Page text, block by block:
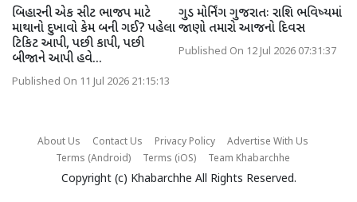
બિહારની એક સીટ ભાજપ માટે
માથાનો દુખાવો કેમ બની ગઈ? પહેલા
ટિકિટ આપી, પછી કાપી, પછી
બીજાને આપી હવે...
Published On 11 Jul 2026 21:15:13
ગુડ મોર્નિંગ ગુજરાતઃ રાશિ ભવિષ્યમાં
જાણો તમારો આજનો દિવસ
Published On 12 Jul 2026 07:31:37
About Us Contact Us Privacy Policy
Advertise With Us
Terms (Android)
Terms (iOS) Team Khabarchhe
Copyright (c) Khabarchhe All Rights Reserved.